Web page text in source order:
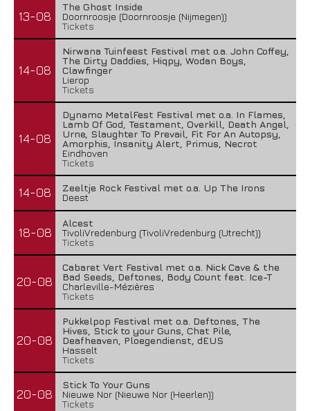
13-08
The Ghost Inside
Doornroosje (Doornroosje (Nijmegen))
Tickets
14-08
Nirwana Tuinfeest Festival met o.a. John Coffey,
The Dirty Daddies, Hiqpy, Wodan Boys,
Clawfinger
Lierop
Tickets
14-08
Dynamo MetalFest Festival met o.a. In Flames,
Lamb Of God, Testament, Overkill, Death Angel,
Urne, Slaughter To Prevail, Fit For An Autopsy,
Amorphis, Insanity Alert, Primus, Necrot
Eindhoven
Tickets
14-08
Zeeltje Rock Festival met o.a. Up The Irons
Deest
18-08
Alcest
TivoliVredenburg (TivoliVredenburg (Utrecht))
Tickets
20-08
Cabaret Vert Festival met o.a. Nick Cave & the
Bad Seeds, Deftones, Body Count feat. Ice-T
Charleville-Mézières
Tickets
20-08
Pukkelpop Festival met o.a. Deftones, The
Hives, Stick to your Guns, Chat Pile,
Deafheaven, Ploegendienst, dEUS
Hasselt
Tickets
20-08
Stick To Your Guns
Nieuwe Nor (Nieuwe Nor (Heerlen))
Tickets